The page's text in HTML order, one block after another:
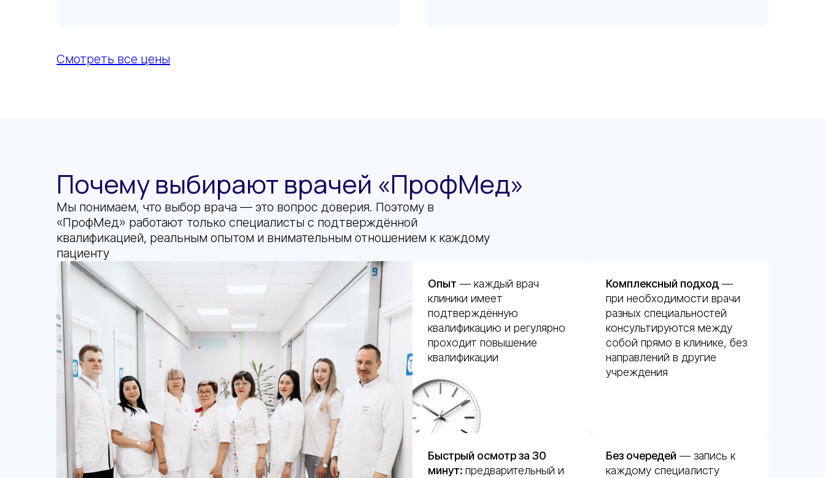
Смотреть все цены
Почему выбирают врачей «ПрофМед»
Мы понимаем, что выбор врача — это вопрос доверия. Поэтому в
«ПрофМед» работают только специалисты с подтверждённой
квалификацией, реальным опытом и внимательным отношением к каждому
пациенту
Опыт — каждый врач
клиники имеет
подтверждённую
квалификацию и регулярно
проходит повышение
квалификации
Комплексный подход —
при необходимости врачи
разных специальностей
консультируются между
собой прямо в клинике, без
направлений в другие
учреждения
Быстрый осмотр за 30
минут: предварительный и
Без очередей — запись к
каждому специалисту